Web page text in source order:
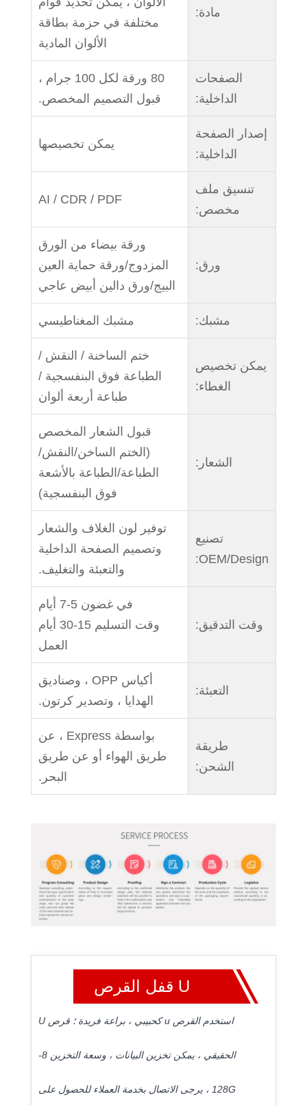
مادة:
مختلفة في حزمة بطاقة
الألوان المادية
الصفحات
الداخلية:
80 ورقة لكل 100 جرام ،
قبول التصميم المخصص.
إصدار الصفحة
الداخلية:
يمكن تخصيصها
تنسيق ملف
مخصص:
AI / CDR / PDF
ورق:
ورقة بيضاء من الورق
المزدوج/ورقة حماية العين
البيج/ورق دالين أبيض عاجي
مشبك: مشبك المغناطيسي
يمكن تخصيص
الغطاء:
ختم الساخنة / النقش /
الطباعة فوق البنفسجية /
طباعة أربعة ألوان
الشعار:
قبول الشعار المخصص
(الختم الساخن/النقش/
الطباعة/الطباعة بالأشعة
فوق البنفسجية)
تصنيع
OEM/Design:
توفير لون الغلاف والشعار
وتصميم الصفحة الداخلية
والتعبئة والتغليف.
وقت التدقيق:
في غضون 5-7 أيام
وقت التسليم 15-30 أيام
العمل
التعبئة:
أكياس OPP ، وصناديق
الهدايا ، وتصدير كرتون.
طريقة
الشحن:
بواسطة Express ، عن
طريق الهواء أو عن طريق
البحر.
U قفل القرص
استخدم القرص u كحبيبي ، براعة فريدة ؛ قرص U
الحقيقي ، يمكن تخزين البيانات ، وسعة التخزين 8-
128G ، يرجى الاتصال بخدمة العملاء للحصول على